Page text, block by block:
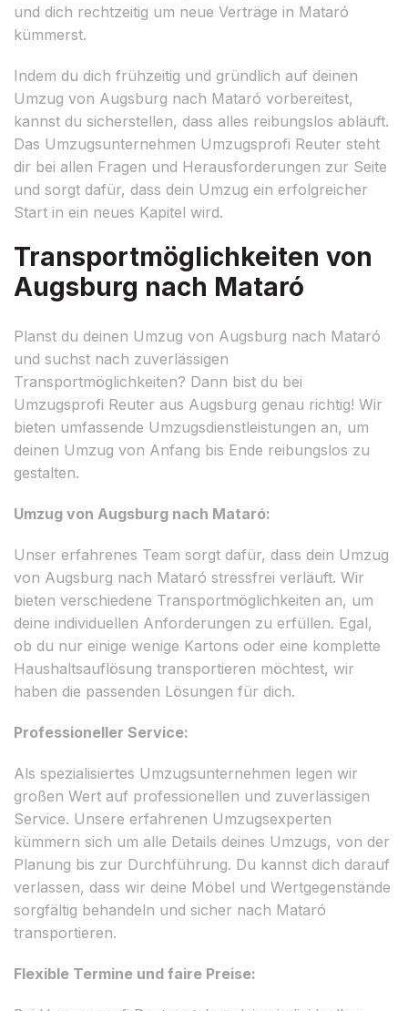
und dich rechtzeitig um neue Verträge in Mataró
kümmerst.
Indem du dich frühzeitig und gründlich auf deinen
Umzug von Augsburg nach Mataró vorbereitest,
kannst du sicherstellen, dass alles reibungslos abläuft.
Das Umzugsunternehmen Umzugsprofi Reuter steht
dir bei allen Fragen und Herausforderungen zur Seite
und sorgt dafür, dass dein Umzug ein erfolgreicher
Start in ein neues Kapitel wird.
Transportmöglichkeiten von
Augsburg nach Mataró
Planst du deinen Umzug von Augsburg nach Mataró
und suchst nach zuverlässigen
Transportmöglichkeiten? Dann bist du bei
Umzugsprofi Reuter aus Augsburg genau richtig! Wir
bieten umfassende Umzugsdienstleistungen an, um
deinen Umzug von Anfang bis Ende reibungslos zu
gestalten.
Umzug von Augsburg nach Mataró:
Unser erfahrenes Team sorgt dafür, dass dein Umzug
von Augsburg nach Mataró stressfrei verläuft. Wir
bieten verschiedene Transportmöglichkeiten an, um
deine individuellen Anforderungen zu erfüllen. Egal,
ob du nur einige wenige Kartons oder eine komplette
Haushaltsauflösung transportieren möchtest, wir
haben die passenden Lösungen für dich.
Professioneller Service:
Als spezialisiertes Umzugsunternehmen legen wir
großen Wert auf professionellen und zuverlässigen
Service. Unsere erfahrenen Umzugsexperten
kümmern sich um alle Details deines Umzugs, von der
Planung bis zur Durchführung. Du kannst dich darauf
verlassen, dass wir deine Möbel und Wertgegenstände
sorgfältig behandeln und sicher nach Mataró
transportieren.
Flexible Termine und faire Preise: